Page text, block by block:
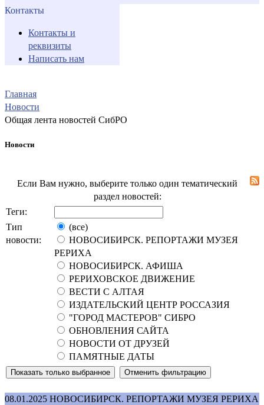
Контакты
Контакты и
реквизиты
Написать нам
Главная
Новости
Общая лента новостей СибРО
Новости
Если Вам нужно, выберите только один тематический
раздел новостей:
Теги:
Тип
новости:
(все)
НОВОСИБИРСК. РЕПОРТАЖИ МУЗЕЯ
РЕРИХА
НОВОСИБИРСК. АФИША
РЕРИХОВСКОЕ ДВИЖЕНИЕ
ВЕСТИ С АЛТАЯ
ИЗДАТЕЛЬСКИЙ ЦЕНТР РОССАЗИЯ
"ГОРОД МАСТЕРОВ" СИБРО
ОБНОВЛЕНИЯ САЙТА
НОВОСТИ ОТ ДРУЗЕЙ
ПАМЯТНЫЕ ДАТЫ
08.01.2025 НОВОСИБИРСК. РЕПОРТАЖИ МУЗЕЯ РЕРИХА